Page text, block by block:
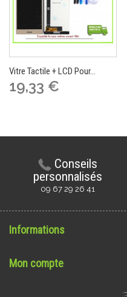
Vitre Tactile + LCD Pour...
19,33 €
Conseils
personnalisés
09 67 29 26 41
Informations
Mon compte